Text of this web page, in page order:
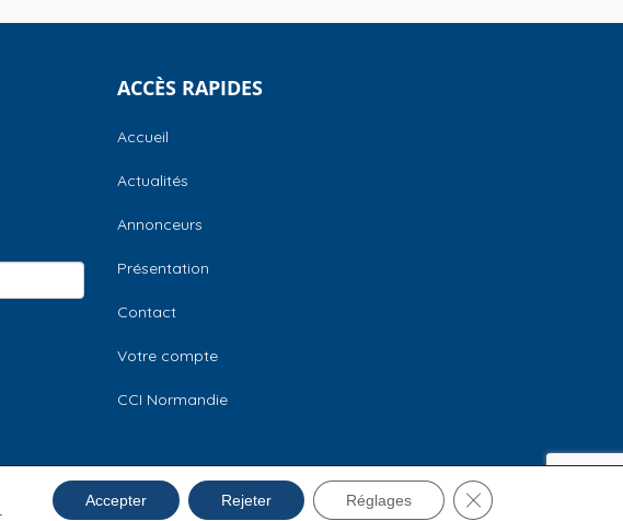
ACCÈS RAPIDES
Accueil
Actualités
Annonceurs
Présentation
Contact
Votre compte
CCI Normandie
Mentions légales
Accepter Rejeter Réglages Fermer la bannière